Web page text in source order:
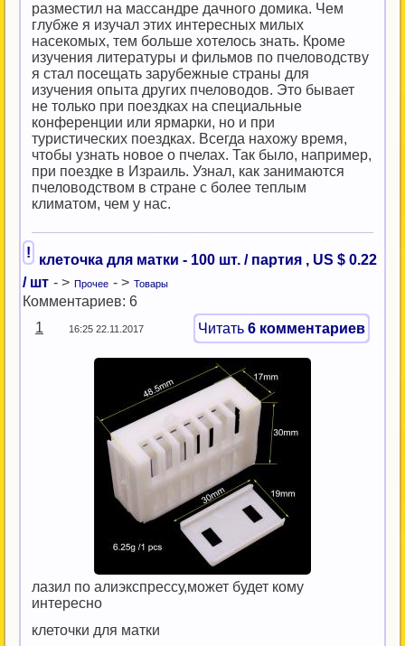
разместил на массандре дачного домика. Чем
глубже я изучал этих интересных милых
насекомых, тем больше хотелось знать. Кроме
изучения литературы и фильмов по пчеловодству
я стал посещать зарубежные страны для
изучения опыта других пчеловодов. Это бывает
не только при поездках на специальные
конференции или ярмарки, но и при
туристических поездках. Всегда нахожу время,
чтобы узнать новое о пчелах. Так было, например,
при поездке в Израиль. Узнал, как занимаются
пчеловодством в стране с более теплым
климатом, чем у нас.
!
клеточка для матки - 100 шт. / партия , US $ 0.22
/ шт - > Прочее - > Товары
Комментариев: 6
1
16:25 22.11.2017 Читать 6 комментариев
лазил по алиэкспрессу,может будет кому
интересно
клеточки для матки